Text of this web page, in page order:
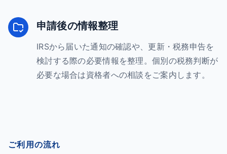
申請後の情報整理
IRSから届いた通知の確認や、更新・税務申告を
検討する際の必要情報を整理。個別の税務判断が
必要な場合は資格者への相談をご案内します。
ご利用の流れ